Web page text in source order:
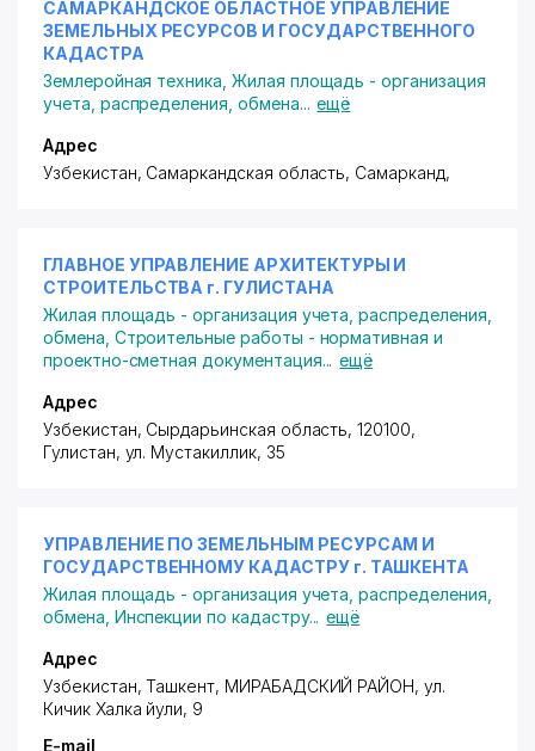
САМАРКАНДСКОЕ ОБЛАСТНОЕ УПРАВЛЕНИЕ
ЗЕМЕЛЬНЫХ РЕСУРСОВ И ГОСУДАРСТВЕННОГО
КАДАСТРА
Землеройная техника Жилая площадь - организация
учета, распределения, обмена... ещё
Адрес
Узбекистан, Самаркандская область, Самарканд,
ГЛАВНОЕ УПРАВЛЕНИЕ АРХИТЕКТУРЫ И
СТРОИТЕЛЬСТВА г. ГУЛИСТАНА
Жилая площадь - организация учета, распределения,
обмена Строительные работы - нормативная и
проектно-сметная документация... ещё
Адрес
Узбекистан, Сырдарьинская область, 120100,
Гулистан, ул. Мустакиллик, 35
УПРАВЛЕНИЕ ПО ЗЕМЕЛЬНЫМ РЕСУРСАМ И
ГОСУДАРСТВЕННОМУ КАДАСТРУ г. ТАШКЕНТА
Жилая площадь - организация учета, распределения,
обмена Инспекции по кадастру... ещё
Адрес
Узбекистан, Ташкент, МИРАБАДСКИЙ РАЙОН,ул.
Кичик Халка йули, 9
E-mail